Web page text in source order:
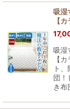
吸湿
【
吸湿
【
ト
団！
き